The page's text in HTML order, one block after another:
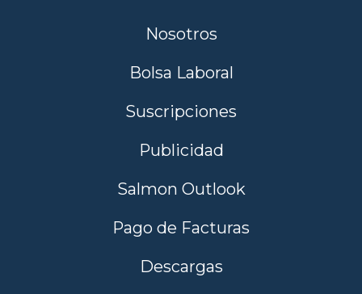
Nosotros
Bolsa Laboral
Suscripciones
Publicidad
Salmon Outlook
Pago de Facturas
Descargas